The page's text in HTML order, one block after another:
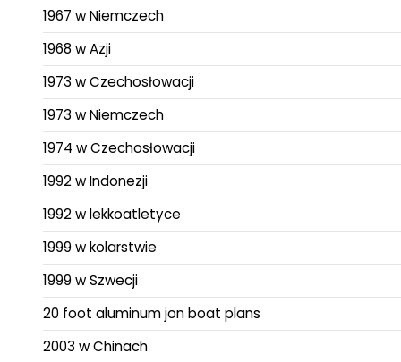
1967 w Niemczech
1968 w Azji
1973 w Czechosłowacji
1973 w Niemczech
1974 w Czechosłowacji
1992 w Indonezji
1992 w lekkoatletyce
1999 w kolarstwie
1999 w Szwecji
20 foot aluminum jon boat plans
2003 w Chinach